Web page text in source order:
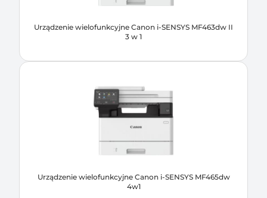
Urządzenie wielofunkcyjne Canon i-SENSYS MF463dw II
3 w 1
Urządzenie wielofunkcyjne Canon i-SENSYS MF465dw
4w1